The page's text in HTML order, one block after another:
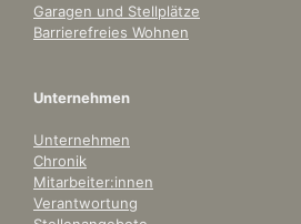
Garagen und Stellplätze
Barrierefreies Wohnen
Unternehmen
Unternehmen
Chronik
Mitarbeiter:innen
Verantwortung